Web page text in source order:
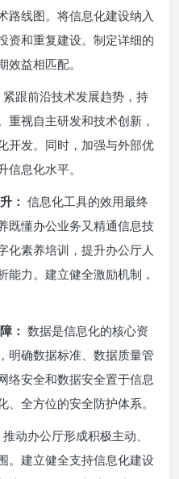
路线图。将信息化建设纳入
资和重复建设。制定详细的
益相匹配。
紧跟前沿技术发展趋势，持
重视自主研发和技术创新，
开发。同时，加强与外部优
息化水平。
： 信息化工具的效用最终
既懂办公业务又精通信息技
化素养培训，提升办公厅人
能力。建立健全激励机制，
： 数据是信息化的核心资
明确数据标准、数据质量管
络安全和数据安全置于信息
全方位的安全防护体系。
推动办公厅形成积极主动、
。建立健全支持信息化建设